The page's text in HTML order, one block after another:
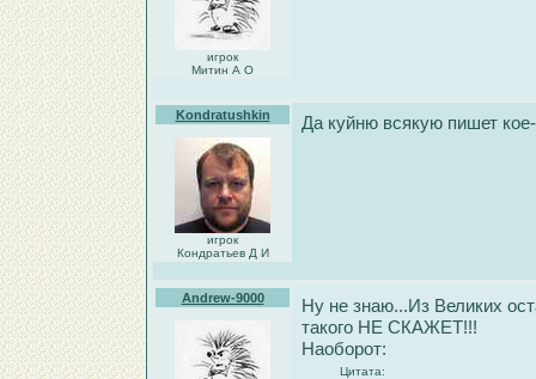
игрок
Митин А О
Kondratushkin
игрок
Кондратьев Д И
Да куйню всякую пишет
Andrew-9000
Ну не знаю...Из Великих
такого НЕ СКАЖЕТ!!!
Наоборот:
Цитата: